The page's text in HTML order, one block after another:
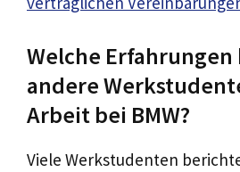
Welche
andere
Arbeit bei BMW?
Viele Werkstudenten